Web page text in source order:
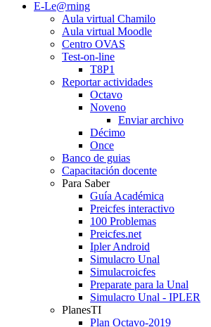
E-Le@rning
Aula virtual Chamilo
Aula virtual Moodle
Centro OVAS
Test-on-line
T8P1
Reportar actividades
Octavo
Noveno
Enviar archivo
Décimo
Once
Banco de guias
Capacitación docente
Para Saber
Guía Académica
Preicfes interactivo
100 Problemas
Preicfes.net
Ipler Android
Simulacro Unal
Simulacroicfes
Preparate para la Unal
Simulacro Unal - IPLER
PlanesTI
Plan Octavo-2019